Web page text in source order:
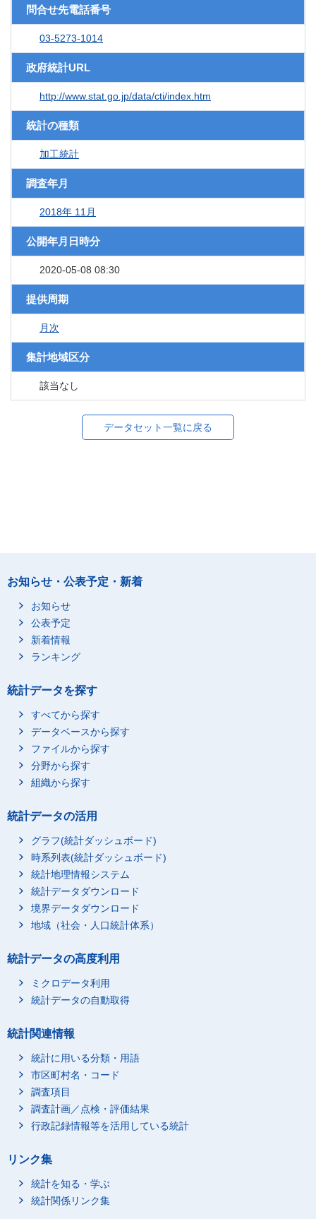
問合せ先電話番号
03-5273-1014
政府統計URL
http://www.stat.go.jp/data/cti/index.htm
統計の種類
加工統計
調査年月
2018年 11月
公開年月日時分
2020-05-08 08:30
提供周期
月次
集計地域区分
該当なし
データセット一覧に戻る
お知らせ・公表予定・新着
お知らせ
公表予定
新着情報
ランキング
統計データを探す
すべてから探す
データベースから探す
ファイルから探す
分野から探す
組織から探す
統計データの活用
グラフ(統計ダッシュボード)
時系列表(統計ダッシュボード)
統計地理情報システム
統計データダウンロード
境界データダウンロード
地域（社会・人口統計体系）
統計データの高度利用
ミクロデータ利用
統計データの自動取得
統計関連情報
統計に用いる分類・用語
市区町村名・コード
調査項目
調査計画／点検・評価結果
行政記録情報等を活用している統計
リンク集
統計を知る・学ぶ
統計関係リンク集